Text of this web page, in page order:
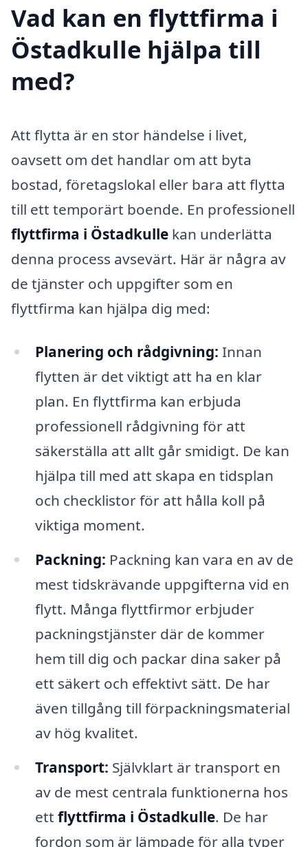
Vad kan en flyttfirma i
Östadkulle hjälpa till
med?
Att flytta är en stor händelse i livet,
oavsett om det handlar om att byta
bostad, företagslokal eller bara att flytta
till ett temporärt boende. En professionell
flyttfirma i Östadkulle kan underlätta
denna process avsevärt. Här är några av
de tjänster och uppgifter som en
flyttfirma kan hjälpa dig med:
Planering och rådgivning: Innan
flytten är det viktigt att ha en klar
plan. En flyttfirma kan erbjuda
professionell rådgivning för att
säkerställa att allt går smidigt. De kan
hjälpa till med att skapa en tidsplan
och checklistor för att hålla koll på
viktiga moment.
Packning: Packning kan vara en av de
mest tidskrävande uppgifterna vid en
flytt. Många flyttfirmor erbjuder
packningstjänster där de kommer
hem till dig och packar dina saker på
ett säkert och effektivt sätt. De har
även tillgång till förpackningsmaterial
av hög kvalitet.
Transport: Självklart är transport en
av de mest centrala funktionerna hos
ett flyttfirma i Östadkulle. De har
fordon som är lämpade för alla typer